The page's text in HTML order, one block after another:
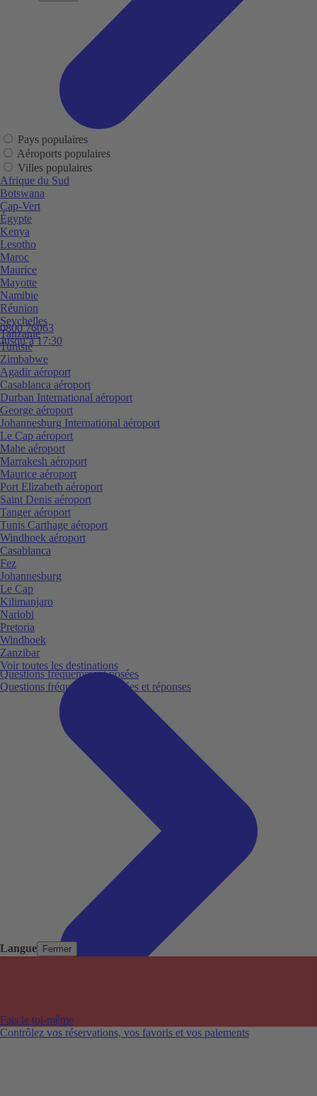
Langue Fermer
0800 76063
Jusqu’à 17:30
Questions fréquemment posées
Questions fréquemment posées et réponses
Fais le toi-même
Contrôlez vos réservations, vos favoris et vos paiements
Pays populaires
Aéroports populaires
Villes populaires
Afrique du Sud
Botswana
Cap-Vert
Égypte
Kenya
Lesotho
Maroc
Maurice
Mayotte
Namibie
Réunion
Seychelles
Tanzanie
Tunisie
Zimbabwe
Agadir aéroport
Casablanca aéroport
Durban International aéroport
George aéroport
Johannesburg International aéroport
Le Cap aéroport
Mahe aéroport
Marrakesh aéroport
Maurice aéroport
Port Elizabeth aéroport
Saint Denis aéroport
Tanger aéroport
Tunis Carthage aéroport
Windhoek aéroport
Casablanca
Fez
Johannesburg
Le Cap
Kilimanjaro
Nariobi
Pretoria
Windhoek
Zanzibar
Voir toutes les destinations
Aéroports populaires
Villes populaires
Australie